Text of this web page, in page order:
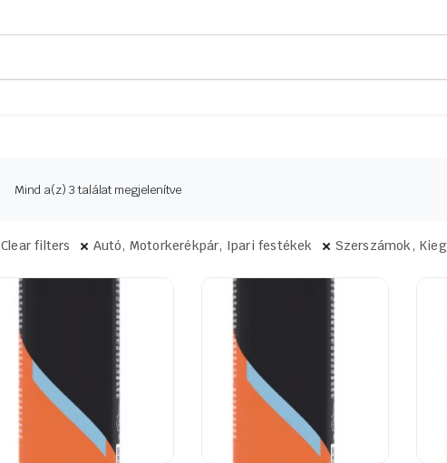
Mind a(z) 3 találat megjelenítveSorted
Clear filters Autó, Motorkerékpár, Ipari festékek Szerszámok,